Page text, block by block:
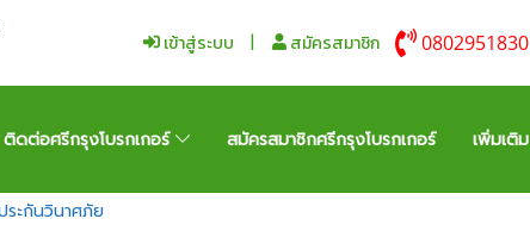
เข้าสู่ระบบ สมัครสมาชิก 0802951830
ติดต่อศรีกรุงโบรกเกอร์ สมัครสมาชิกศรีกรุงโบรกเกอร์ เพิ่มเติม
ระกันวินาศภัย